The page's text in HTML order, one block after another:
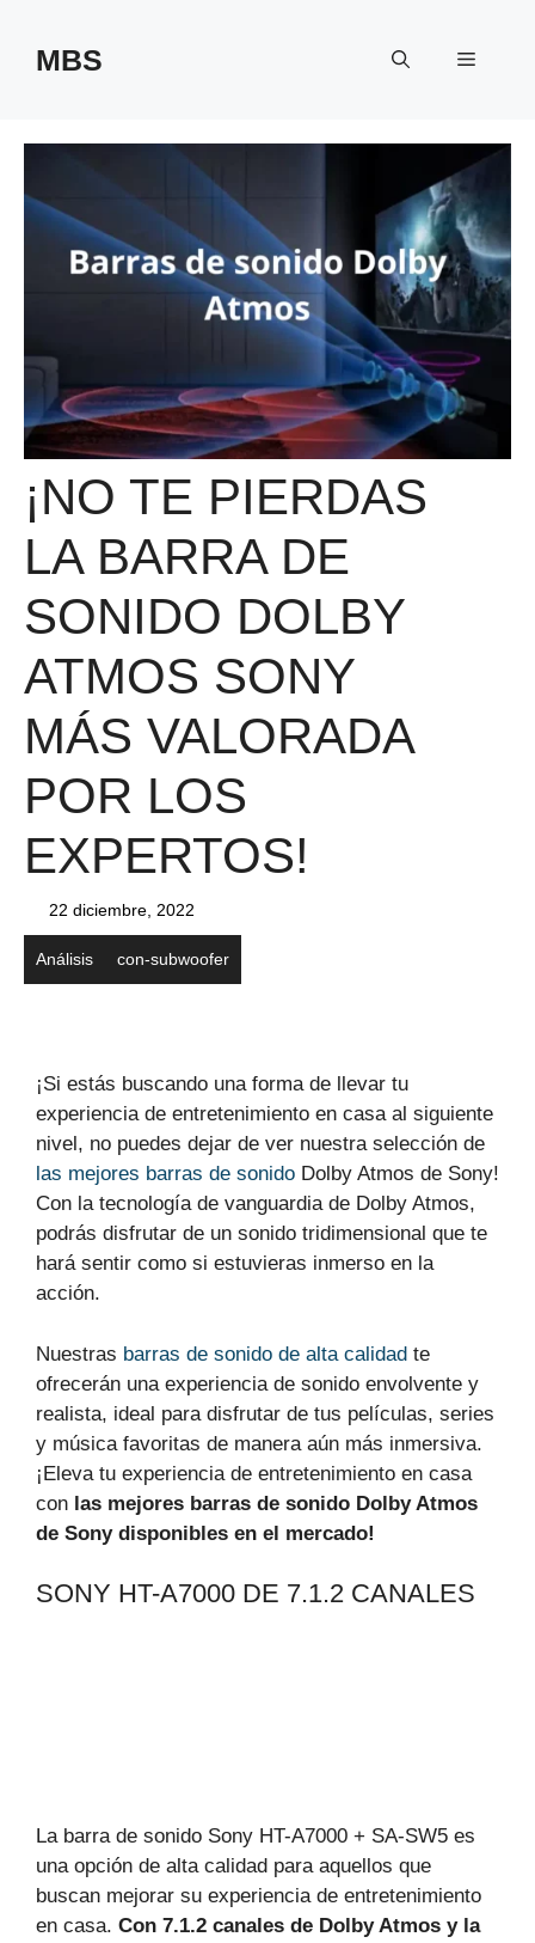
contenido
MBS Menú
¡NO TE PIERDAS
LA BARRA DE
SONIDO DOLBY
ATMOS SONY
MÁS VALORADA
POR LOS
EXPERTOS!
22 diciembre, 2022
Análisis con-subwoofer
¡Si estás buscando una forma de llevar tu
experiencia de entretenimiento en casa al siguiente
nivel, no puedes dejar de ver nuestra selección de
las mejores barras de sonido Dolby Atmos de Sony!
Con la tecnología de vanguardia de Dolby Atmos,
podrás disfrutar de un sonido tridimensional que te
hará sentir como si estuvieras inmerso en la
acción.
Nuestras barras de sonido de alta calidad te
ofrecerán una experiencia de sonido envolvente y
realista, ideal para disfrutar de tus películas, series
y música favoritas de manera aún más inmersiva.
¡Eleva tu experiencia de entretenimiento en casa
con las mejores barras de sonido Dolby Atmos
de Sony disponibles en el mercado!
SONY HT-A7000 DE 7.1.2 CANALES
La barra de sonido Sony HT-A7000 + SA-SW5 es
una opción de alta calidad para aquellos que
buscan mejorar su experiencia de entretenimiento
en casa. Con 7.1.2 canales de Dolby Atmos y la